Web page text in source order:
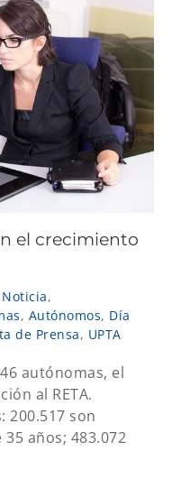
el crecimiento
Noticia,
, Autónomos, Día
de Prensa, UPTA
autónomas, el
al RETA.
200.517 son
años; 483.072